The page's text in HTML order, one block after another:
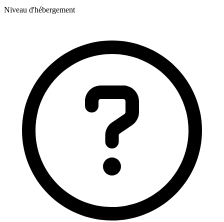
Niveau d'hébergement